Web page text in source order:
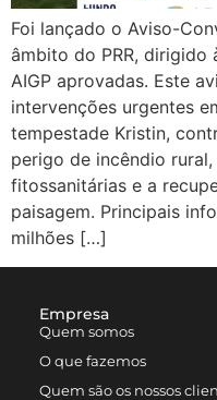
Foi lançado o Aviso-
âmbito do PRR, dirigido
AIGP aprovadas. Este
intervenções urgentes
tempestade Kristin,
perigo de incêndio
fitossanitárias e a
paisagem. Principais
milhões […]
Empresa
Quem somos
O que fazemos
Quem são os nossos